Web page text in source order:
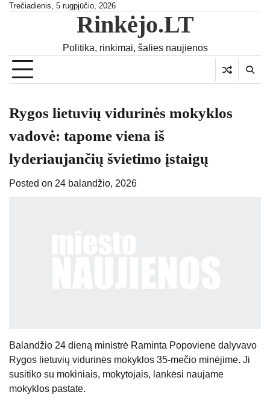
SkipTrečiadienis, 5 rugpjūčio, 2026
Rinkėjo.LT
Politika, rinkimai, šalies naujienos
Rygos lietuvių vidurinės mokyklos
vadovė: tapome viena iš
lyderiaujančių švietimo įstaigų
Posted on 24 balandžio, 2026
Balandžio 24 dieną ministrė Raminta Popovienė dalyvavo
Rygos lietuvių vidurinės mokyklos 35-mečio minėjime. Ji
susitiko su mokiniais, mokytojais, lankėsi naujame
mokyklos pastate.